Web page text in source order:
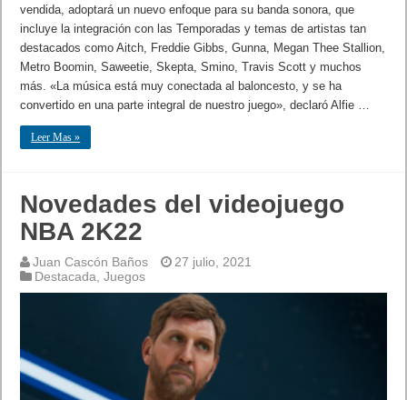
vendida, adoptará un nuevo enfoque para su banda sonora, que
incluye la integración con las Temporadas y temas de artistas tan
destacados como Aitch, Freddie Gibbs, Gunna, Megan Thee Stallion,
Metro Boomin, Saweetie, Skepta, Smino, Travis Scott y muchos
más. «La música está muy conectada al baloncesto, y se ha
convertido en una parte integral de nuestro juego», declaró Alfie …
Leer Mas »
Novedades del videojuego
NBA 2K22
Juan Cascón Baños
27 julio, 2021
Destacada ,Juegos